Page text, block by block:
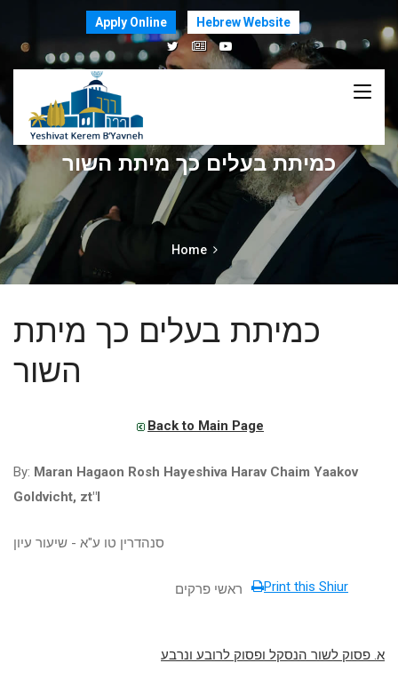
Apply Online Hebrew Website
כמיתת בעלים כך מיתת השור
Home
כמיתת בעלים כך מיתת
השור
Back to Main Page
By: Maran Hagaon Rosh Hayeshiva Harav Chaim Yaakov
Goldvicht, zt"l
סנהדרין טו ע"א - שיעור עיון
Print this Shiur ראשי פרקים
א. פסוק לשור הנסקל ופסוק לרובע ונרבע